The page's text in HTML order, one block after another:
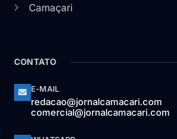
Camaçari
CONTATO
E-MAIL
redacao@jornalcamacari.com
comercial@jornalcamacari.com